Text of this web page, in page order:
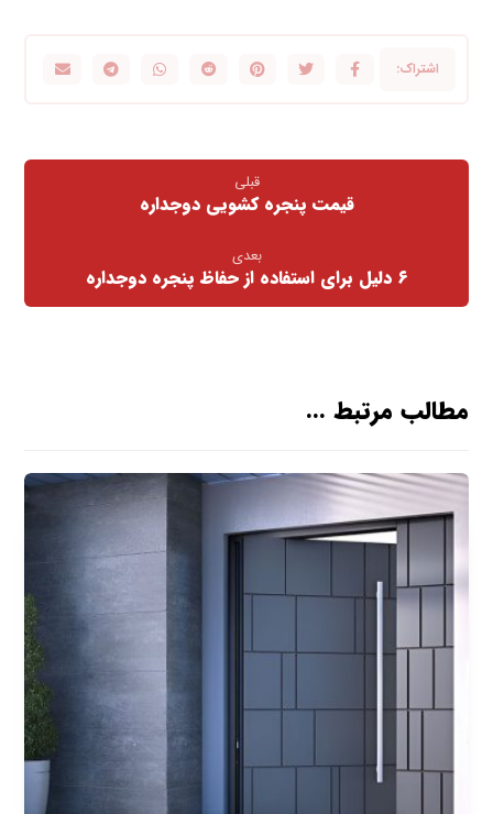
قبلی
قیمت پنجره کشویی دوجداره
بعدی
۶ دلیل برای استفاده از حفاظ پنجره دوجداره
مطالب مرتبط ...